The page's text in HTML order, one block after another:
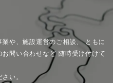
や、施設運営のご相談、ともに
お問い合わせなど 随時受け付けて
い。